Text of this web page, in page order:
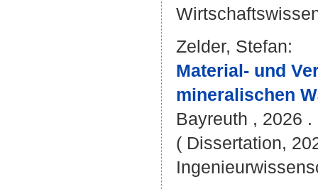
Zelder, Stefan:
Material- und
mineralischen
Bayreuth , 2026 .
( Dissertation,